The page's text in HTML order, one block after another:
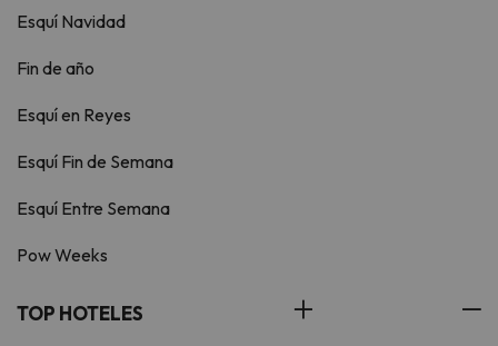
Esquí Navidad
Fin de año
Esquí en Reyes
Esquí Fin de Semana
Esquí Entre Semana
Pow Weeks
TOP HOTELES